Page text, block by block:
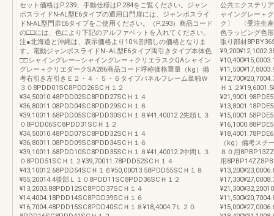
セット価格はP.239、手動仕様はP.284をご覧ください。ジャン
ボスライドN-AL型E6タイプの通用口門扉には、ジャンボスライ
ドN-AL型門扉E6タイプをご使用ください。（P.293）商品コード
の□□には、色により下記のアルファベットを入れてください。
注●北海道と沖縄は、表示価格より10％割増しの価格となりま
す。電動ジャンボスライドN−AL型E6タイプ両引きタイプ本体色
□□シャイングレー―シャイングレー＋クリエラスクQAシャイン
グレー＋クリエダークSA286商品コード呼称価格重量（kg）備
考右引き左引きＥ２・４・５・６タイプパネルフレーム単独Ｗ
３０8PDD01SC8PDD26SCＨ１２
¥34,50010.48PDD02SC8PDD27SCＨ１４
¥36,80011.08PDD04SC8PDD29SCＨ１６
¥39,10011.68PDD05SC8PDD30SCＨ１８¥41,40012.2先頭Ｌ３
０8PDD06SC8PDD31SCＨ１２
¥34,50010.48PDD07SC8PDD32SCＨ１４
¥36,80011.08PDD09SC8PDD34SCＨ１６
¥39,10011.68PDD10SC8PDD35SCＨ１８¥41,40012.2中間Ｌ３
０8PDD51SCＨ１２¥39,70011.78PDD52SCＨ１４
¥43,10012.68PDD54SCＨ１６¥50,00013.58PDD55SCＨ１８
¥55,20014.4後部Ｌ１０8PDD11SC8PDD36SCＨ１２
¥13,2003.88PDD12SC8PDD37SCＨ１４
¥14,4004.18PDD14SC8PDD39SCＨ１６
¥16,7004.48PDD15SC8PDD40SCＨ１８¥18,4004.7Ｌ２０
公共エクステリ
ャイングレー＋
ク〕 〈受注生産
色ラッピング色
張り部材
Ｈ１２
（kg）備考スチ
８０用
用